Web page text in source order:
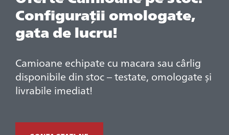
Configurații omologate,
gata de lucru!
Camioane echipate cu macara sau cârlig
disponibile din stoc – testate, omologate și
livrabile imediat!